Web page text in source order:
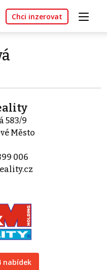
Chci inzerovat
583/9
Město
006
nabídek